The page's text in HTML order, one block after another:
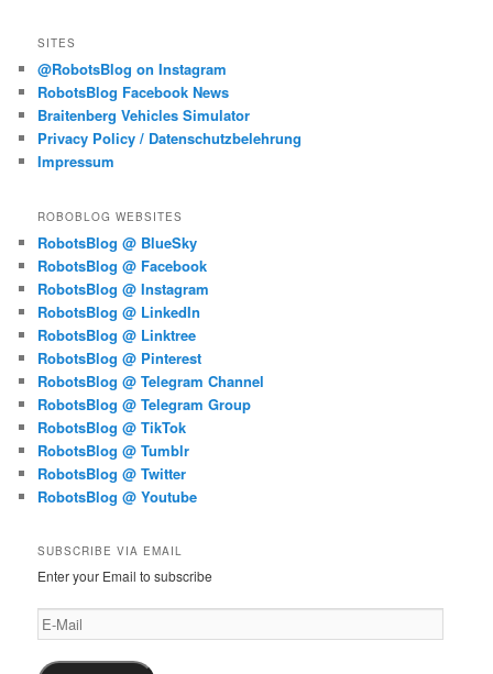
SITES
@RobotsBlog on Instagram
RobotsBlog Facebook News
Braitenberg Vehicles Simulator
Privacy Policy / Datenschutzbelehrung
Impressum
ROBOBLOG WEBSITES
RobotsBlog @ BlueSky
RobotsBlog @ Facebook
RobotsBlog @ Instagram
RobotsBlog @ LinkedIn
RobotsBlog @ Linktree
RobotsBlog @ Pinterest
RobotsBlog @ Telegram Channel
RobotsBlog @ Telegram Group
RobotsBlog @ TikTok
RobotsBlog @ Tumblr
RobotsBlog @ Twitter
RobotsBlog @ Youtube
SUBSCRIBE VIA EMAIL
Enter your Email to subscribe
E-
Mail